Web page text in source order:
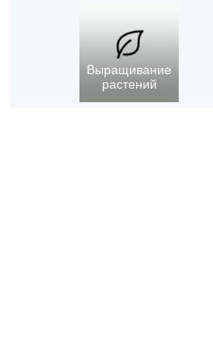
Выращивание
растений